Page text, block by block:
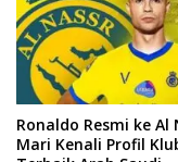
Ronaldo Resmi ke Al
Mari Kenali Profil